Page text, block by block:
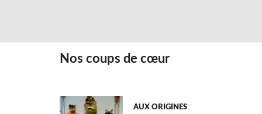
Nos coups de cœur
AUX ORIGINES